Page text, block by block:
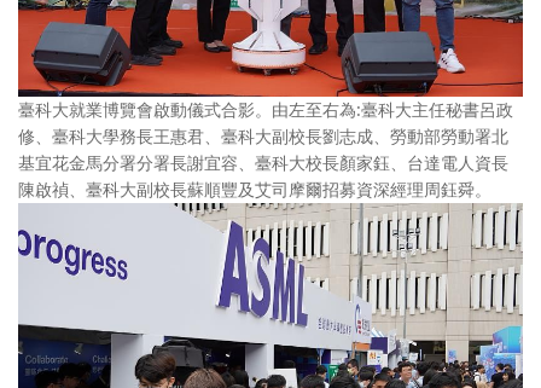
臺科大就業博覽會啟動儀式合影。由左至右為:臺科大主任秘書呂政
修、臺科大學務長王惠君、臺科大副校長劉志成、勞動部勞動署北
基宜花金馬分署分署長謝宜容、臺科大校長顏家鈺、台達電人資長
陳啟禎、臺科大副校長蘇順豐及艾司摩爾招募資深經理周鈺舜。